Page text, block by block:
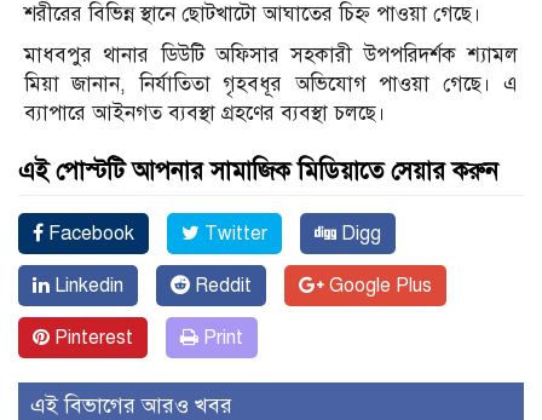
শরীরের বিভিন্ন স্থানে ছোটখাটো আঘাতের চিহ্ন পাওয়া গেছে।
মাধবপুর থানার ডিউটি অফিসার সহকারী উপপরিদর্শক শ্যামল
মিয়া জানান, নির্যাতিতা গৃহবধূর অভিযোগ পাওয়া গেছে। এ
ব্যাপারে আইনগত ব্যবস্থা গ্রহণের ব্যবস্থা চলছে।
এই পোস্টটি আপনার সামাজিক মিডিয়াতে সেয়ার করুন
Facebook Twitter Digg
Linkedin Reddit Google Plus
Pinterest Print
এই বিভাগের আরও খবর